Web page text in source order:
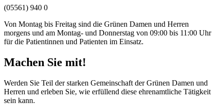
(05561) 940 0
Von Montag bis Freitag sind die Grünen Damen und Herren
morgens und am Montag- und Donnerstag von 09:00 bis 11:00 Uhr
für die Patientinnen und Patienten im Einsatz.
Machen Sie mit!
Werden Sie Teil der starken Gemeinschaft der Grünen Damen und
Herren und erleben Sie, wie erfüllend diese ehrenamtliche Tätigkeit
sein kann.